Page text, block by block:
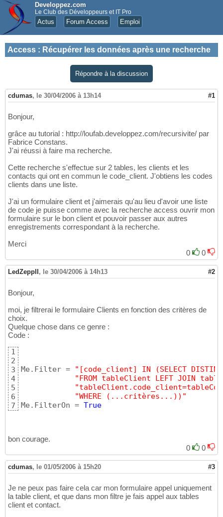
Developpez.com
Le Club des Développeurs et IT Pro
Actus Forum Access Emploi
Access : Récupérer les données après une recherche
Répondre à la discussion
cdumas, le 30/04/2006 à 13h14 #1
Bonjour,
grâce au tutorial : http://loufab.developpez.com/recursivite/ par
Fabrice Constans.
J'ai réussi à faire ma recherche.
Cette recherche s'effectue sur 2 tables, les clients et les
contacts qui ont en commun le code_client. J'obtiens les codes
clients dans une liste.
J'ai un formulaire client et j'aimerais qu'au lieu d'avoir une liste
de code je puisse comme avec la recherche access ouvrir mon
formulaire sur le bon client et pouvoir passer aux autres
enregistrements correspondant à la recherche.
Merci
0
0
LedZeppII , le 30/04/2006 à 14h13 #2
Bonjour,
moi, je filtrerai le formulaire Clients en fonction des critères de
choix.
Quelque chose dans ce genre :
Code :
1
2
3
4
5
6
7
Me.Filter =
"[code_client] IN (SELECT
"FROM tableClient LEFT JOIN
"WHERE (...critères...))"
Me.FilterOn = True
bon courage.
0
0
cdumas, le 01/05/2006 à 15h20 #3
Je ne peux pas faire cela car mon formulaire appel uniquement
la table client, et que dans mon filtre je fais appel aux tables
client et contact.